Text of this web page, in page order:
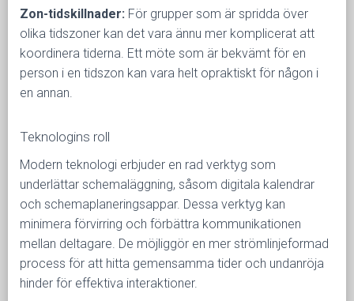
Zon-tidskillnader: För grupper som är spridda över
olika tidszoner kan det vara ännu mer komplicerat att
koordinera tiderna. Ett möte som är bekvämt för en
person i en tidszon kan vara helt opraktiskt för någon i
en annan.
Teknologins roll
Modern teknologi erbjuder en rad verktyg som
underlättar schemaläggning, såsom digitala kalendrar
och schemaplaneringsappar. Dessa verktyg kan
minimera förvirring och förbättra kommunikationen
mellan deltagare. De möjliggör en mer strömlinjeformad
process för att hitta gemensamma tider och undanröja
hinder för effektiva interaktioner.